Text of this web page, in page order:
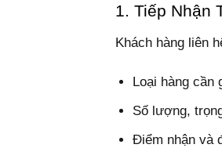
1. Tiếp Nhận
Khách hàng liên
Loại hàng cần
Số lượng,
Điểm nhận và